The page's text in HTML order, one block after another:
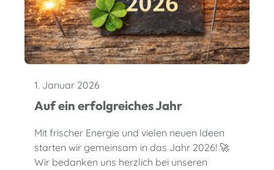
1. Januar 2026
Auf ein erfolgreiches Jahr
Mit frischer Energie und vielen neuen Ideen
starten wir gemeinsam in das Jahr 2026! 🚀
Wir bedanken uns herzlich bei unseren